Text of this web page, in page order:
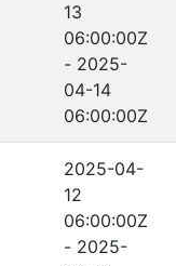
13
06:00:00Z
- 2025-
04-14
06:00:00Z
2025-04-
12
06:00:00Z
- 2025-